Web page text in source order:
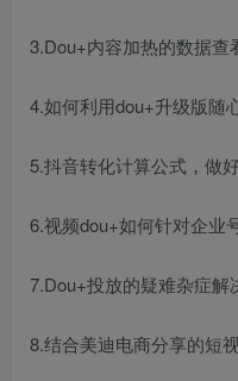
3.Dou+内容加热的数据查
4.如何利用dou+升级版随
5.抖音转化计算公式，做
6.视频dou+如何针对企业
7.Dou+投放的疑难杂症解
8.结合美迪电商分享的短